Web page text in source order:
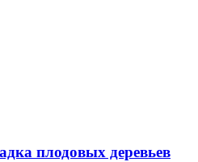
плодовых деревьев